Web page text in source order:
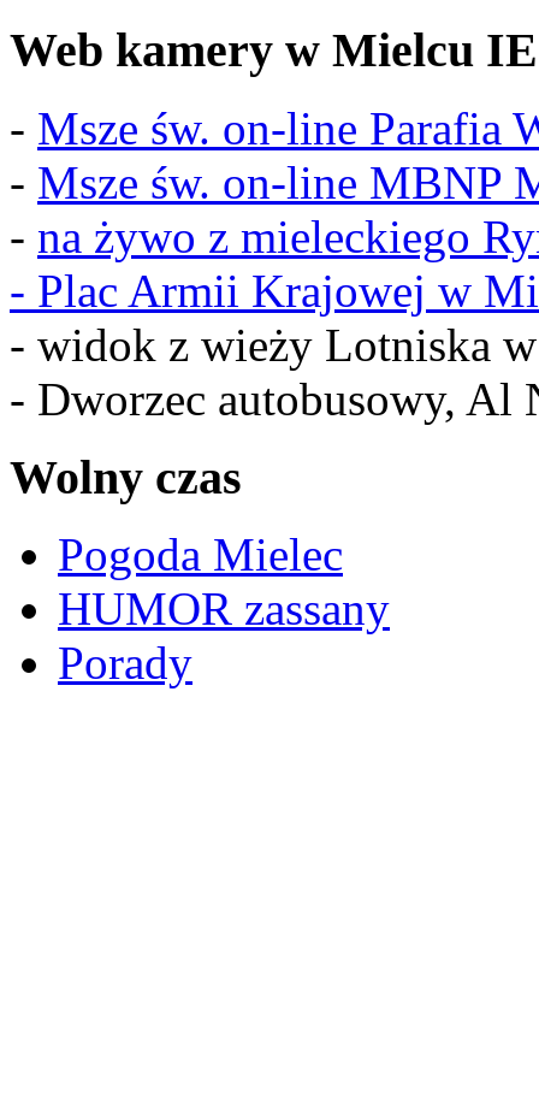
Web kamery w Mielcu IE
- Msze św. on-line Parafia
- Msze św. on-line MBNP
- na żywo z mieleckiego
- Plac Armii Krajowej w
- widok z wieży Lotniska
- Dworzec autobusowy, Al
Wolny czas
Pogoda Mielec
HUMOR zassany
Porady